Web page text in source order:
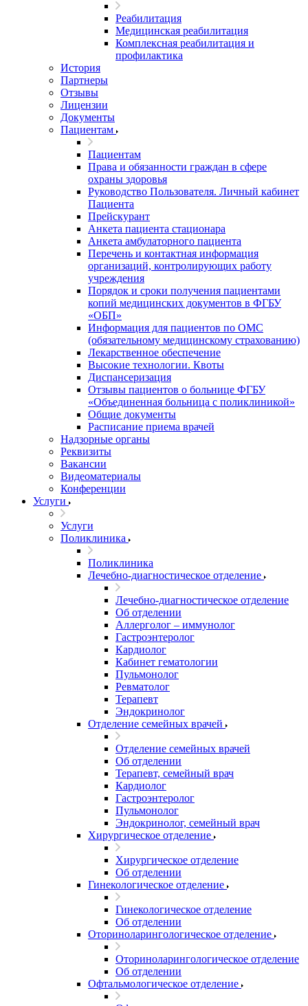
Реабилитация
Медицинская реабилитация
Комплексная реабилитация и
профилактика
История
Партнеры
Отзывы
Лицензии
Документы
Пациентам
Пациентам
Права и обязанности граждан в сфере
охраны здоровья
Руководство Пользователя. Личный кабинет
Пациента
Прейскурант
Анкета пациента стационара
Анкета амбулаторного пациента
Перечень и контактная информация
организаций, контролирующих работу
учреждения
Порядок и сроки получения пациентами
копий медицинских документов в ФГБУ
«ОБП»
Информация для пациентов по ОМС
(обязательному медицинскому страхованию)
Лекарственное обеспечение
Высокие технологии. Квоты
Диспансеризация
Отзывы пациентов о больнице ФГБУ
«Объединенная больница с поликлиникой»
Общие документы
Расписание приема врачей
Надзорные органы
Реквизиты
Вакансии
Видеоматериалы
Конференции
Услуги
Услуги
Поликлиника
Поликлиника
Лечебно-диагностическое отделение
Лечебно-диагностическое отделение
Об отделении
Аллерголог – иммунолог
Гастроэнтеролог
Кардиолог
Кабинет гематологии
Пульмонолог
Ревматолог
Терапевт
Эндокринолог
Отделение семейных врачей
Отделение семейных врачей
Об отделении
Терапевт, семейный врач
Кардиолог
Гастроэнтеролог
Пульмонолог
Эндокринолог, семейный врач
Хирургическое отделение
Хирургическое отделение
Об отделении
Гинекологическое отделение
Гинекологическое отделение
Об отделении
Оториноларингологическое отделение
Оториноларингологическое отделение
Об отделении
Офтальмологическое отделение